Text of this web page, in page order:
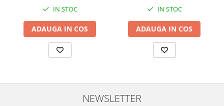
IN STOC
ADAUGA IN COS
IN STOC
ADAUGA IN COS
NEWSLETTER